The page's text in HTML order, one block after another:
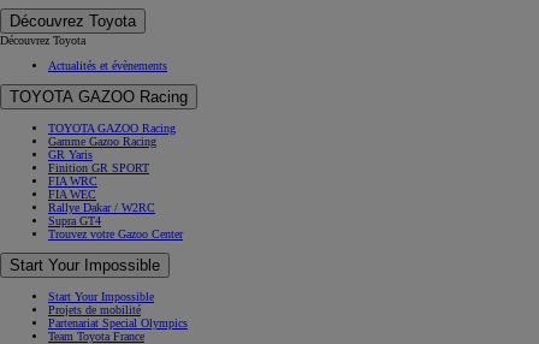
Découvrez Toyota
Découvrez Toyota
Actualités et évènements
TOYOTA GAZOO Racing
TOYOTA GAZOO Racing
Gamme Gazoo Racing
GR Yaris
Finition GR SPORT
FIA WRC
FIA WEC
Rallye Dakar / W2RC
Supra GT4
Trouvez votre Gazoo Center
Start Your Impossible
Start Your Impossible
Projets de mobilité
Partenariat Special Olympics
Team Toyota France